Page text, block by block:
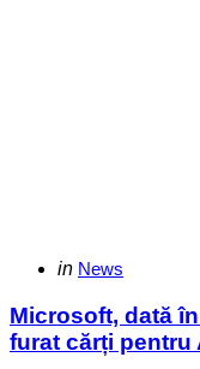
Categories
Posted
in News
Microsoft, dată
furat cărți pentru